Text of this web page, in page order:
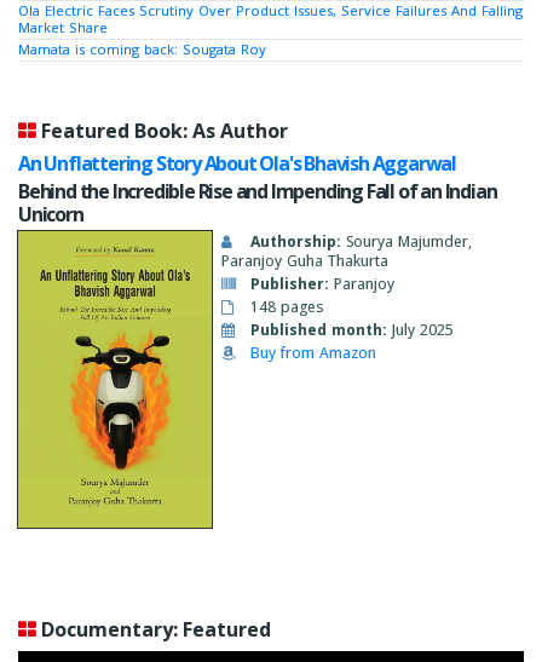
Ola Electric Faces Scrutiny Over Product Issues, Service Failures And Falling
Market Share
Mamata is coming back: Sougata Roy
Featured Book: As Author
An Unflattering Story About Ola's Bhavish Aggarwal
Behind the Incredible Rise and Impending Fall of an Indian
Unicorn
Authorship: Sourya Majumder,
Paranjoy Guha Thakurta
Publisher: Paranjoy
148 pages
Published month: July 2025
Buy from Amazon
Documentary: Featured